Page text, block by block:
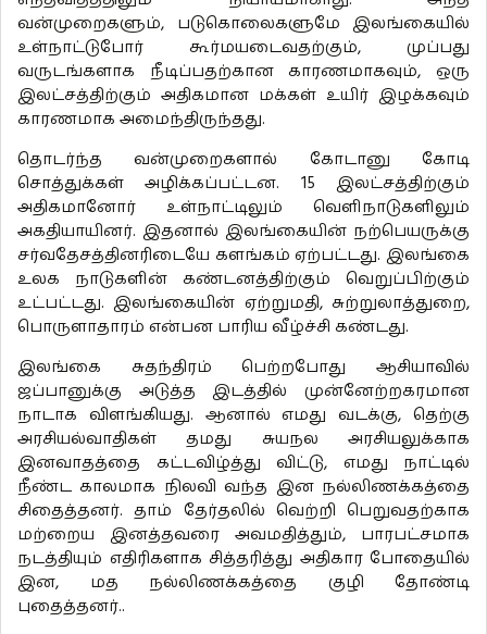
வன்முறைகளும், படுகொலைகளுமே இலங்கையில்
உள்நாட்டுபோர் கூர்மயடைவதற்கும், முப்பது
வருடங்களாக நீடிப்பதற்கான காரணமாகவும், ஒரு
இலட்சத்திற்கும் அதிகமான மக்கள் உயிர் இழக்கவும்
காரணமாக அமைந்திருந்தது.
தொடர்ந்த வன்முறைகளால் கோடானு கோடி
சொத்துக்கள் அழிக்கப்பட்டன. 15 இலட்சத்திற்கும்
அதிகமானோர் உள்நாட்டிலும் வெளிநாடுகளிலும்
அகதியாயினர். இதனால் இலங்கையின் நற்பெயருக்கு
சர்வதேசத்தினரிடையே களங்கம் ஏற்பட்டது. இலங்கை
உலக நாடுகளின் கண்டனத்திற்கும் வெறுப்பிற்கும்
உட்பட்டது. இலங்கையின் ஏற்றுமதி, சுற்றுலாத்துறை,
பொருளாதாரம் என்பன பாரிய வீழ்ச்சி கண்டது.
இலங்கை சுதந்திரம் பெற்றபோது ஆசியாவில்
ஜப்பானுக்கு அடுத்த இடத்தில் முன்னேற்றகரமான
நாடாக விளங்கியது. ஆனால் எமது வடக்கு, தெற்கு
அரசியல்வாதிகள் தமது சுயநல அரசியலுக்காக
இனவாதத்தை கட்டவிழ்த்து விட்டு, எமது நாட்டில்
நீண்ட காலமாக நிலவி வந்த இன நல்லிணக்கத்தை
சிதைத்தனர். தாம் தேர்தலில் வெற்றி பெறுவதற்காக
மற்றைய இனத்தவரை அவமதித்தும், பாரபட்சமாக
நடத்தியும் எதிரிகளாக சித்தரித்து அதிகார போதையில்
இன, மத நல்லிணக்கத்தை குழி தோண்டி
புதைத்தனர்..